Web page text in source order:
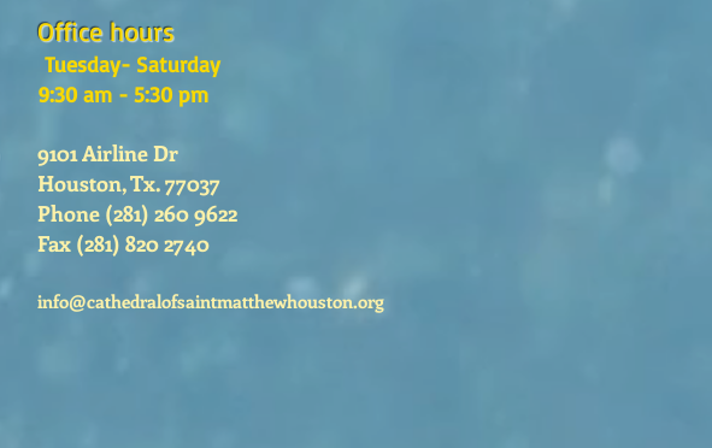
Office hours
Tuesday- Saturday
9:30 am - 5:30 pm
9101 Airline Dr
Houston, Tx. 77037
Phone (281) 260 9622
Fax (281) 820 2740
info@cathedralofsaintmatthewhouston.org